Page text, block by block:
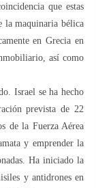
que estas
la maquinaria bélica
en Grecia en
así como
Israel se ha hecho
prevista de 22
de la Fuerza Aérea
y emprender la
Ha iniciado la
y antidrones en